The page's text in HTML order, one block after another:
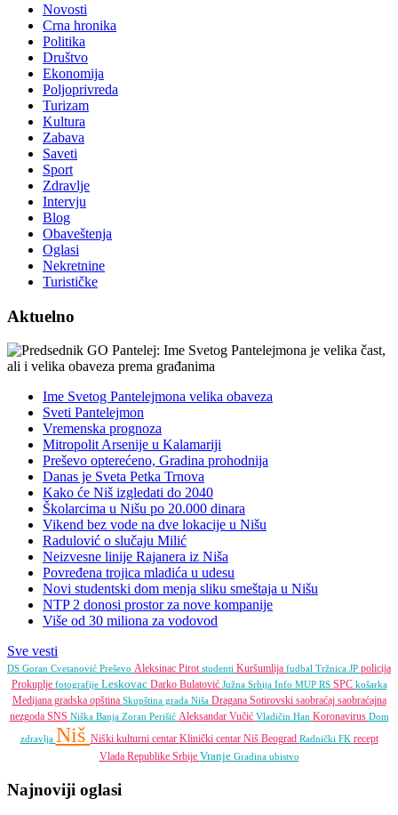
Novosti
Crna hronika
Politika
Društvo
Ekonomija
Poljoprivreda
Turizam
Kultura
Zabava
Saveti
Sport
Zdravlje
Intervju
Blog
Obaveštenja
Oglasi
Nekretnine
Turističke
Aktuelno
Ime Svetog Pantelejmona velika obaveza
Sveti Pantelejmon
Vremenska prognoza
Mitropolit Arsenije u Kalamariji
Preševo opterećeno, Gradina prohodnija
Danas je Sveta Petka Trnova
Kako će Niš izgledati do 2040
Školarcima u Nišu po 20.000 dinara
Vikend bez vode na dve lokacije u Nišu
Radulović o slučaju Milić
Neizvesne linije Rajanera iz Niša
Povređena trojica mladića u udesu
Novi studentski dom menja sliku smeštaja u Nišu
NTP 2 donosi prostor za nove kompanije
Više od 30 miliona za vodovod
Sve vesti
DS Goran Cvetanović Preševo Aleksinac Pirotstudenti Kuršumlija fudbal Tržnica JP policija
Prokuplje fotografije Leskovac Darko Bulatović Južna Srbija Info MUP RS SPC košarka
Medijana gradska opština Skupština grada Niša Dragana Sotirovski saobraćaj saobraćajna
nezgoda SNS Niška Banja Zoran Perišić Aleksandar Vučić Vladičin Han Koronavirus Dom
zdravlja Niš Niški kulturni centar Klinički centar Niš Beograd Radnički FK recept
Vlada Republike Srbije Vranje Gradina ubistvo
Najnoviji oglasi